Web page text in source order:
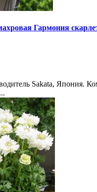
Гармония
Sakata, Япония.